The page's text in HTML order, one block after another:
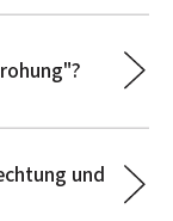
und